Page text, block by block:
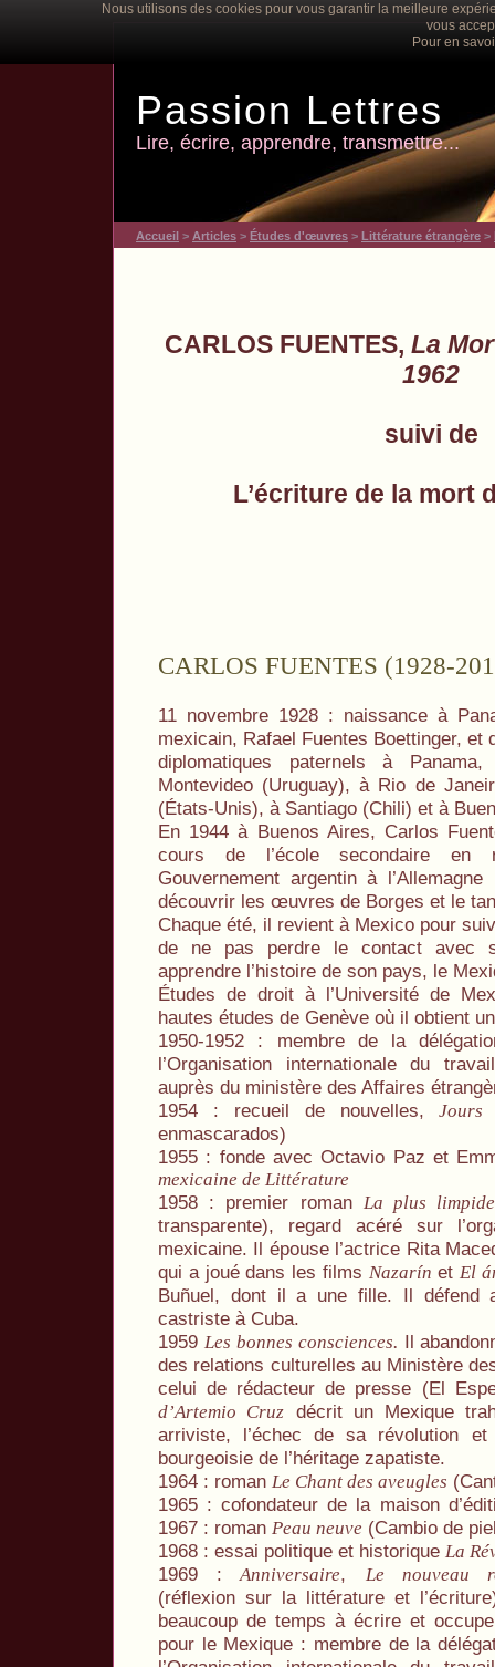
Nous utilisons des cookies pour vous garantir la meilleure
vous
Pour en
Passion Lettres
Lire, écrire, apprendre, transmettre...
Accueil > Articles > Études d'œuvres > Littérature étrangère >
CARLOS FUENTES, La
1962
suivi de
L’écriture de la mort
CARLOS FUENTES (1928-
11 novembre 1928 : naissance à
mexicain, Rafael Fuentes Boettinger, et
diplomatiques paternels à
Montevideo (Uruguay), à Rio de
(États-Unis), à Santiago (Chili) et à
En 1944 à Buenos Aires, Carlos
cours de l’école secondaire en
Gouvernement argentin à
découvrir les œuvres de Borges et le
Chaque été, il revient à Mexico pour
de ne pas perdre le contact avec
apprendre l’histoire de son pays, le
Études de droit à l’Université de
hautes études de Genève où il obtient
1950-1952 : membre de la
l’Organisation internationale du
auprès du ministère des Affaires
1954 : recueil de nouvelles,Jours
enmascarados)
1955 : fonde avec Octavio Paz et
mexicaine de Littérature
1958 : premier roman La plus
transparente), regard acéré sur
mexicaine. Il épouse l’actrice Rita
qui a joué dans les films Nazarín et El
Buñuel, dont il a une fille. Il défend
castriste à Cuba.
1959 Les bonnes consciences. Il
des relations culturelles au Ministère
celui de rédacteur de presse (El
d’Artemio Cruz décrit un Mexique
arriviste, l’échec de sa révolution
bourgeoisie de l’héritage zapatiste.
1964 : roman Le Chant des aveugles
1965 : cofondateur de la maison
1967 : roman Peau neuve (Cambio de
1968 : essai politique et historique La
1969 : Anniversaire, Le nouveau
(réflexion sur la littérature et
beaucoup de temps à écrire et
pour le Mexique : membre de la